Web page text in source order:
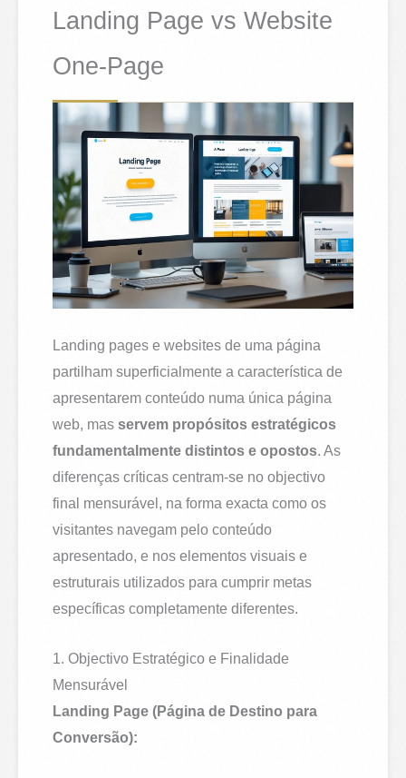
Landing Page vs Website
One-Page
Landing pages e websites de uma página
partilham superficialmente a característica de
apresentarem conteúdo numa única página
web, masservem propósitos estratégicos
fundamentalmente distintos e opostos. As
diferenças críticas centram-se no objectivo
final mensurável, na forma exacta como os
visitantes navegam pelo conteúdo
apresentado, e nos elementos visuais e
estruturais utilizados para cumprir metas
específicas completamente diferentes.
1. Objectivo Estratégico e Finalidade
Mensurável
Landing Page (Página de Destino para
Conversão):